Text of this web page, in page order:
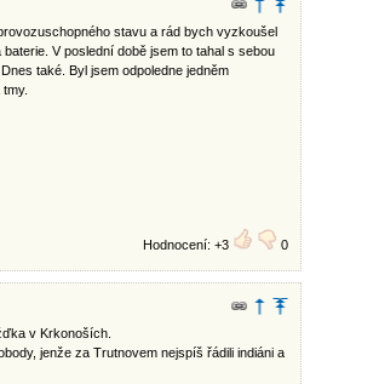
stavu a rád bych vyzkoušel
V poslední době jsem to tahal s sebou
také. Byl jsem odpoledne jedněm
Hodnocení: +3 0
v Krkonoších.
jenže za Trutnovem nejspíš řádili indiáni a